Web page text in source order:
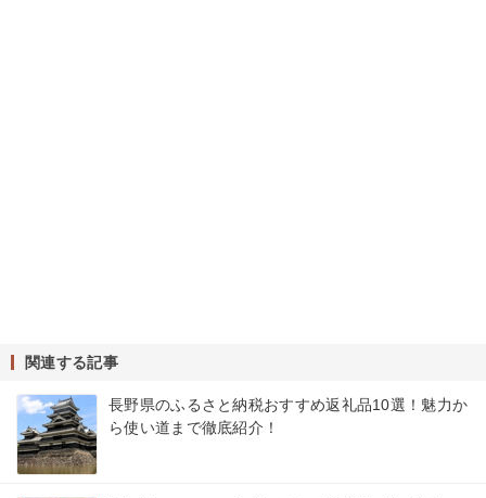
関連する記事
長野県のふるさと納税おすすめ返礼品10選！魅力か
ら使い道まで徹底紹介！